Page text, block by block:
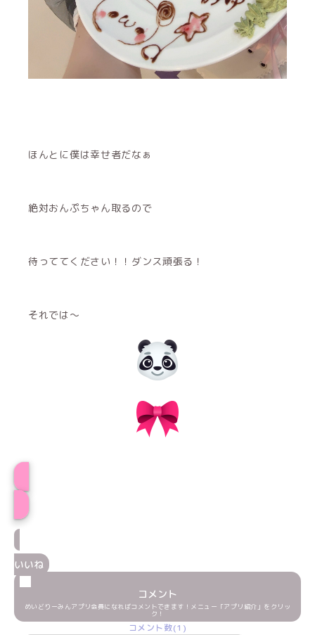
ほんとに僕は幸せ者だなぁ
絶対おんぷちゃん取るので
待っててください！！ダンス頑張る！
それでは〜
いいね
コメント
めいどりーみんアプリ会員になればコメントできます！メニュー「アプリ紹介」をクリッ
ク！
コメント数(1)